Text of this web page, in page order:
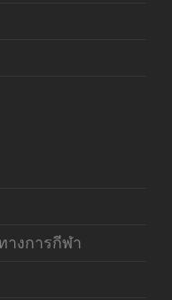
างการกีฬา